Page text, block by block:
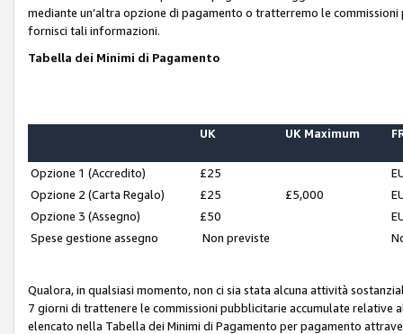
mediante un’altra opzione di pagamento o tratterremo le
fornisci tali informazioni.
Tabella dei Minimi di Pagamento
UK UK Maximum
Opzione 1 (Accredito) £25
Opzione 2 (Carta Regalo)
£25 £5,000
Opzione 3 (Assegno)
£50
Spese gestione assegno
Non previste
Qualora, in qualsiasi momento, non ci sia stata alcuna attività
7 giorni di trattenere le commissioni pubblicitarie accumulate
elencato nella Tabella dei Minimi di Pagamento per pagamento